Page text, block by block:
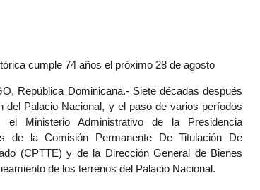
cumple 74 años el próximo 28 de agosto
República Dominicana.- Siete décadas después
del Palacio Nacional, y el paso de varios períodos
el Ministerio Administrativo de la Presidencia
de la Comisión Permanente De Titulación De
(CPTTE) y de la Dirección General de Bienes
de los terrenos del Palacio Nacional.